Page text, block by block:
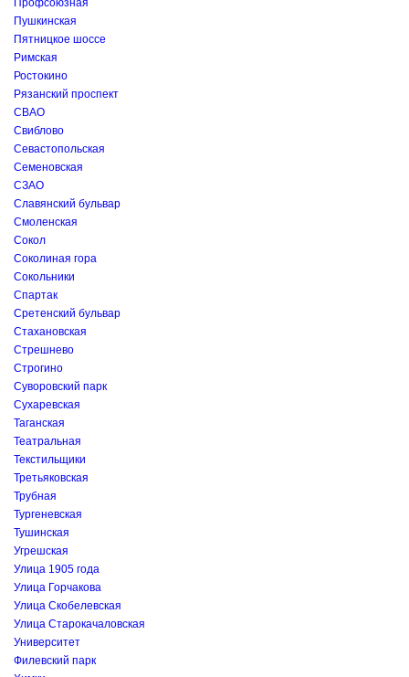
Профсоюзная
Пушкинская
Пятницкое шоссе
Римская
Ростокино
Рязанский проспект
СВАО
Свиблово
Севастопольская
Семеновская
СЗАО
Славянский бульвар
Смоленская
Сокол
Соколиная гора
Сокольники
Спартак
Сретенский бульвар
Стахановская
Стрешнево
Строгино
Суворовский парк
Сухаревская
Таганская
Театральная
Текстильщики
Третьяковская
Трубная
Тургеневская
Тушинская
Угрешская
Улица 1905 года
Улица Горчакова
Улица Скобелевская
Улица Старокачаловская
Университет
Филевский парк